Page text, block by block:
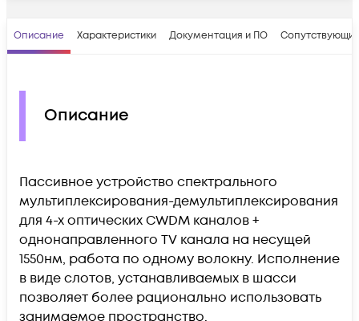
Описание Характеристики Документация и ПО
Описание
Пассивное устройство спектрального
мультиплексирования-демультиплексирования
для 4-х оптических CWDM каналов +
однонаправленного TV канала на несущей
1550нм, работа по одному волокну. Исполнение
в виде слотов, устанавливаемых в шасси
позволяет более рационально использовать
занимаемое пространство.